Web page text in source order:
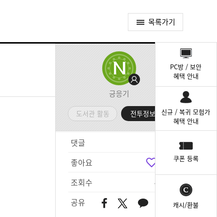
목록가기
긍응기
도서관 활동 전투정보실
댓글
좋아요
조회수
473
공유
PC방 / 보안
혜택 안내
신규 / 복귀 모험가
혜택 안내
쿠폰 등록
캐시/환불